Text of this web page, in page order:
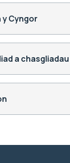
Cyngor
a chasgliadau